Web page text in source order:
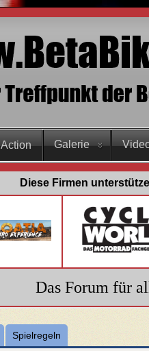
Action Galerie
Diese Firmen
Das Forum für
Spielregeln